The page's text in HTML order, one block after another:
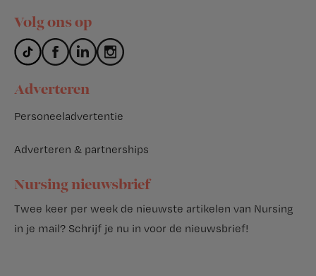
Volg ons op
Adverteren
Personeeladvertentie
Adverteren & partnerships
Nursing nieuwsbrief
Twee keer per week de nieuwste artikelen van Nursing
in je mail? Schrijf je nu in voor de nieuwsbrief!